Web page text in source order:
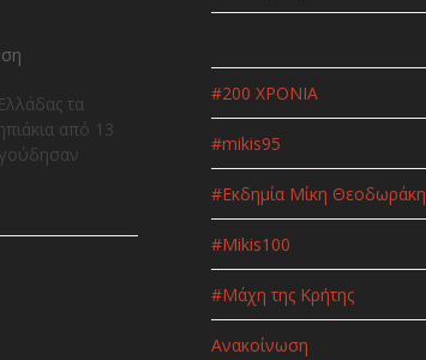
τα
από 13
#200 ΧΡΟΝΙΑ
#mikis95
#Εκδημία Μίκη Θεοδωράκη
#Μikis100
#Μάχη της Κρήτης
Ανακοίνωση